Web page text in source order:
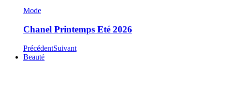
Mode
Chanel Printemps Eté 2026
PrécédentSuivant
Beauté